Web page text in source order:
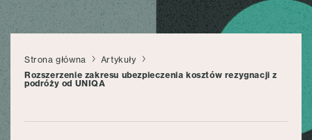
Strona główna
Artykuły
Rozszerzenie zakresu ubezpieczenia kosztów rezygnacji z
podróży od UNIQA